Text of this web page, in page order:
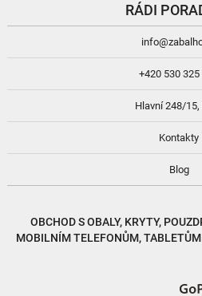
RÁDI
+420 530 325
Hlavní 248/15,
Kontakty
Blog
OBCHOD SOBALY, KRYTY,
MOBILNÍM TELEFONŮM,